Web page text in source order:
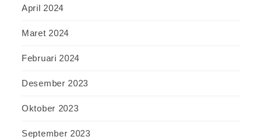
April 2024
Maret 2024
Februari 2024
Desember 2023
Oktober 2023
September 2023